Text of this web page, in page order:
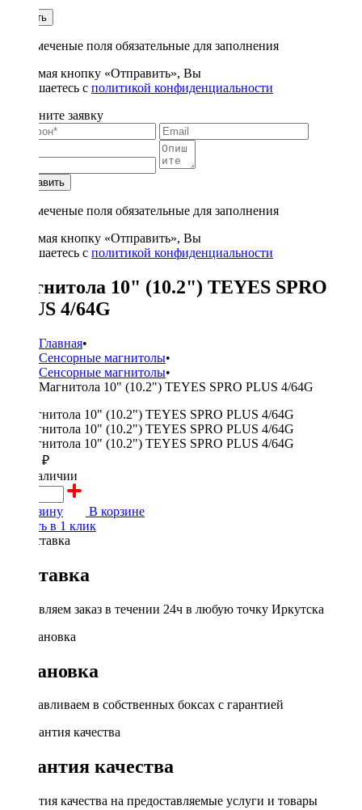
Купить
* - отмеченые поля обязательные для заполнения
Нажимая кнопку «Отправить», Вы
соглашаетесь с политикой конфиденциальности
Заполните заявку
Отправить
* - отмеченые поля обязательные для заполнения
Нажимая кнопку «Отправить», Вы
соглашаетесь с политикой конфиденциальности
Магнитола 10" (10.2") TEYES SPRO
PLUS 4/64G
Главная•
Сенсорные магнитолы•
Сенсорные магнитолы•
Магнитола 10" (10.2") TEYES SPRO PLUS 4/64G
27000 ₽
в наличии
В корзину
В корзине
Купить в 1 клик
Доставка
Доставляем заказ в течении 24ч в любую точку Иркутска
Установка
Устанавливаем в собственных боксах с гарантией
Гарантия качества
Гарантия качества на предоставляемые услуги и товары